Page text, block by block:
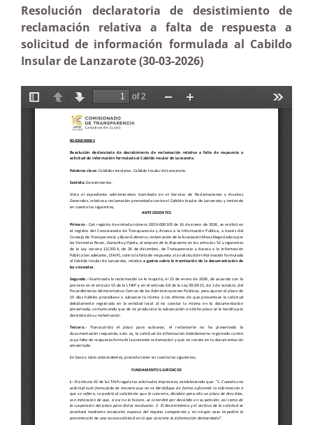
Resolución declaratoria de desistimiento de
reclamación relativa a falta de respuesta a
solicitud de información formulada al Cabildo
Insular de Lanzarote (30-03-2026)